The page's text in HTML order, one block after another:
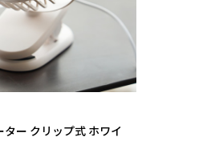
ー クリップ式 ホワイ